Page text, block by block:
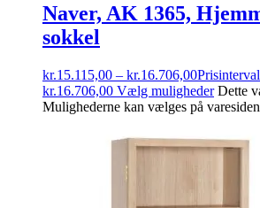
Naver, AK 1365,
sokkel
kr.15.115,00 – kr.16.706,00
kr.16.706,00 Vælg muligheder Dette
Mulighederne kan vælges på varesiden